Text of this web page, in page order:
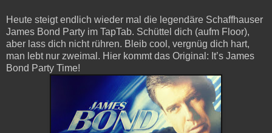
Heute steigt endlich wieder mal die legendäre Schaffhauser
James Bond Party im TapTab. Schüttel dich (aufm Floor),
aber lass dich nicht rühren. Bleib cool, vergnüg dich hart,
man lebt nur zweimal. Hier kommt das Original: It’s James
Bond Party Time!